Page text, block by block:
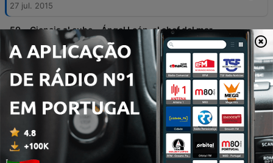
27 jul. 2015
59 - Ciencia al cubo - Ángel León, el chef del mar,
experimenta en el laboratorio - 19/07/15
19 jul. 2015
58 - Ciencia al cubo - ¿Son las grasas tan malas como
las pintan? - 12-07/15
11 jul. 2015
57
Ciencia al cubo - Así eran los moradores de
Bizkaia hace medio millón de años - 05/07/15
05 jul. 2015